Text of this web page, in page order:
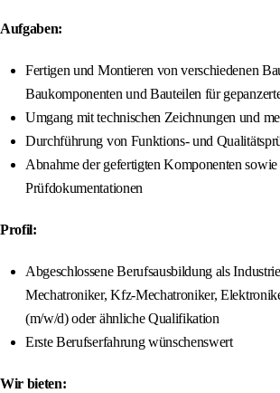
Aufgaben:
Fertigen und Montieren von verschiedenen
Baukomponenten und Bauteilen für
Umgang mit technischen Zeichnungen und
Durchführung von Funktions- und
Abnahme der gefertigten Komponenten
Prüfdokumentationen
Profil:
Abgeschlossene Berufsausbildung als
Mechatroniker, Kfz-Mechatroniker,
(m/w/d) oder ähnliche Qualifikation
Erste Berufserfahrung wünschenswert
Wir bieten: